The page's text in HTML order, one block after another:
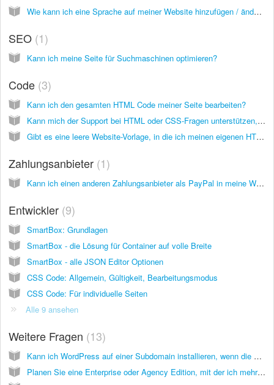
Wie kann ich eine Sprache auf meiner Website hinzufügen / ändern?
SEO 1
Kann ich meine Seite für Suchmaschinen optimieren?
Code 3
Kann ich den gesamten HTML Code meiner Seite bearbeiten?
Kann mich der Support bei HTML oder CSS-Fragen unterstützen, falls ich Hilfe benötige?
Gibt es eine leere Website-Vorlage, in die ich meinen eigenen HTML Code importieren kann?
Zahlungsanbieter 1
Kann ich einen anderen Zahlungsanbieter als PayPal in meine Website einbinden?
Entwickler 9
SmartBox: Grundlagen
SmartBox - die Lösung für Container auf volle Breite
SmartBox - alle JSON Editor Optionen
CSS Code: Allgemein, Gültigkeit, Bearbeitungsmodus
CSS Code: Für individuelle Seiten
Alle 9 ansehen
Weitere Fragen 13
Kann ich WordPress auf einer Subdomain installieren, wenn die Hauptdomain auf inCMS läuft?
Planen Sie eine Enterprise oder Agency Edition, mit der ich mehrere Websites innerhalb eines einzigen inCMS-Kontos verwalten kann?